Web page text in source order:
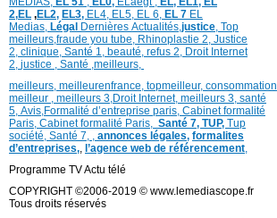
2,EL ,EL2, EL3, EL4, EL5, EL 6, EL 7 EL
Medias, Légal Dernières Actualités,justice, Top
meilleurs,fraude you tube, Rhinoplastie 2, Justice
2, clinique, Santé 1, beauté, refus 2, Droit Internet
2, justice , Santé ,meilleurs,
meilleurs, meilleurenfrance, topmeilleur, consommation
meilleur , meilleurs 3,Droit Internet, meilleurs 3, santé
5, Avis,Formalité d’entreprise paris, Cabinet formalité
Paris, Cabinet formalité Paris, Santé 7, TUP, Tup
société, Santé 7, , annonces légales, formalites
d’entreprises,, l’agence web de référencement,
Programme TV Actu télé
COPYRIGHT ©2006-2019 © www.lemediascope.fr
Tous droits réservés